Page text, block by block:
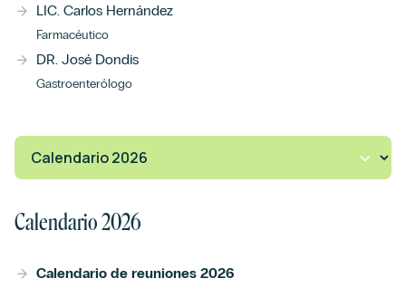
LIC. Carlos Hernández
Farmacéutico
DR. José Dondis
Gastroenterólogo
Calendario 2026
Calendario de reuniones 2026
Tengo seguro médico
Sí
No
¿Tienes una preautorización de tu aseguradora?*
Disponibilidad horaria